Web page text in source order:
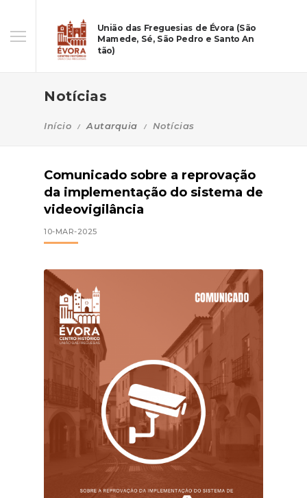
União das Freguesias de Évora (São
Mamede, Sé, São Pedro e Santo An
tão)
Notícias
Início Autarquia Notícias
Comunicado sobre a reprovação
da implementação do sistema de
videovigilância
10-MAR-2025